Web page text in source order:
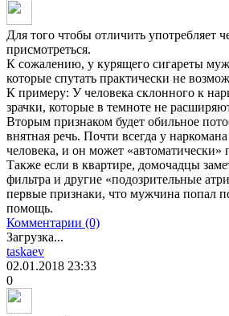
Для того чтобы отличить употребляет
присмотреться.
К сожалению, у курящего сигареты
которые спутать практически не
К примеру: У человека склонного к
зрачки, которые в темноте не
Вторым признаком будет обильное
внятная речь. Почти всегда у
человека, и он может «автоматически»
Также если в квартире, домочадцы
фильтра и другие «подозрительные
первые признаки, что мужчина попал
помощь.
Комментарии (0)
Загрузка...
taskaev
02.01.2018 23:33
0